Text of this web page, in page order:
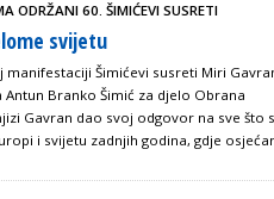
ODRŽANI 60. ŠIMIĆEVI SUSRETI
svijetu
manifestaciji Šimićevi susreti Miri
Branko Šimić za djelo Obrana
Gavran dao svoj odgovor na sve što
i svijetu zadnjih godina, gdje